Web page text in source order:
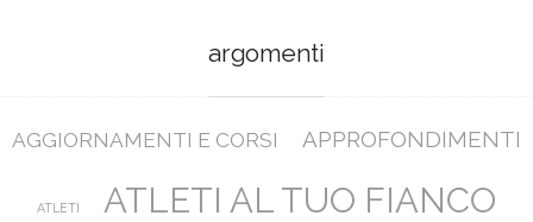
argomenti
AGGIORNAMENTI E CORSI APPROFONDIMENTI
ATLETI ATLETI AL TUO FIANCO